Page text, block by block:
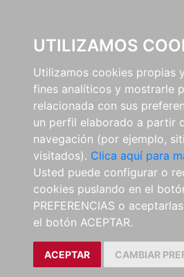
UTILIZAMOS
Utilizamos cookies propias
fines analíticos y mostrarle
relacionada con sus
un perfil elaborado a partir
navegación (por ejemplo,
visitados). Clica aquí para
Usted puede configurar o
cookies puslando en el
PREFERENCIAS o
el botón ACEPTAR.
ACEPTAR CAMBIAR